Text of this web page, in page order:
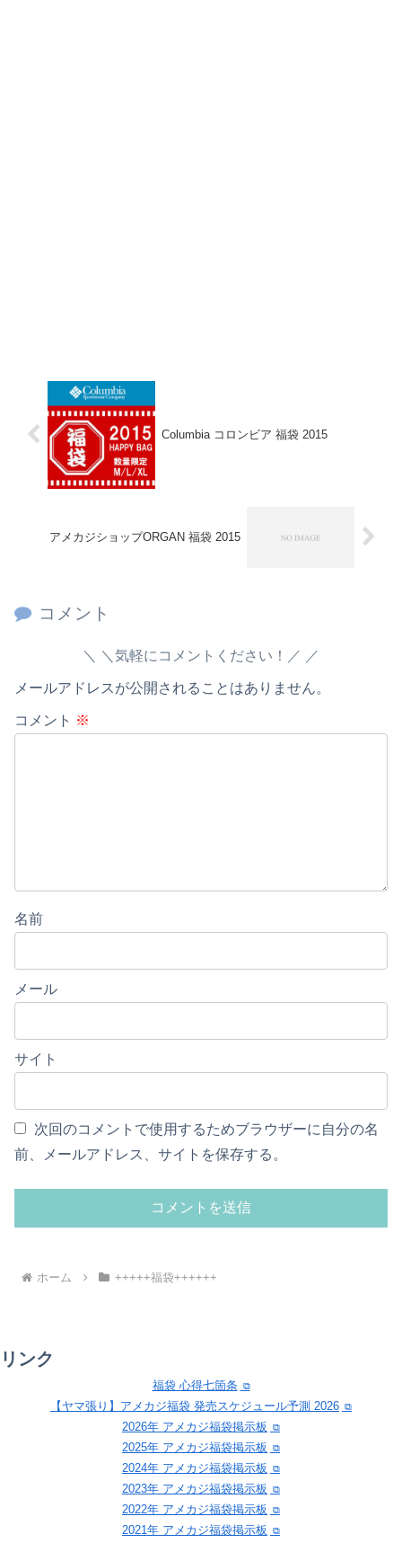
Columbia コロンビア 福袋 2015
アメカジショップORGAN 福袋 2015
コメント
＼気軽にコメントください！／
メールアドレスが公開されることはありません。
コメント ※
名前
メール
サイト
次回のコメントで使用するためブラウザーに自分の名
前、メールアドレス、サイトを保存する。
ホーム +++++福袋++++++
リンク
福袋 心得七箇条
【ヤマ張り】アメカジ福袋 発売スケジュール予測 2026
2026年 アメカジ福袋掲示板
2025年 アメカジ福袋掲示板
2024年 アメカジ福袋掲示板
2023年 アメカジ福袋掲示板
2022年 アメカジ福袋掲示板
2021年 アメカジ福袋掲示板